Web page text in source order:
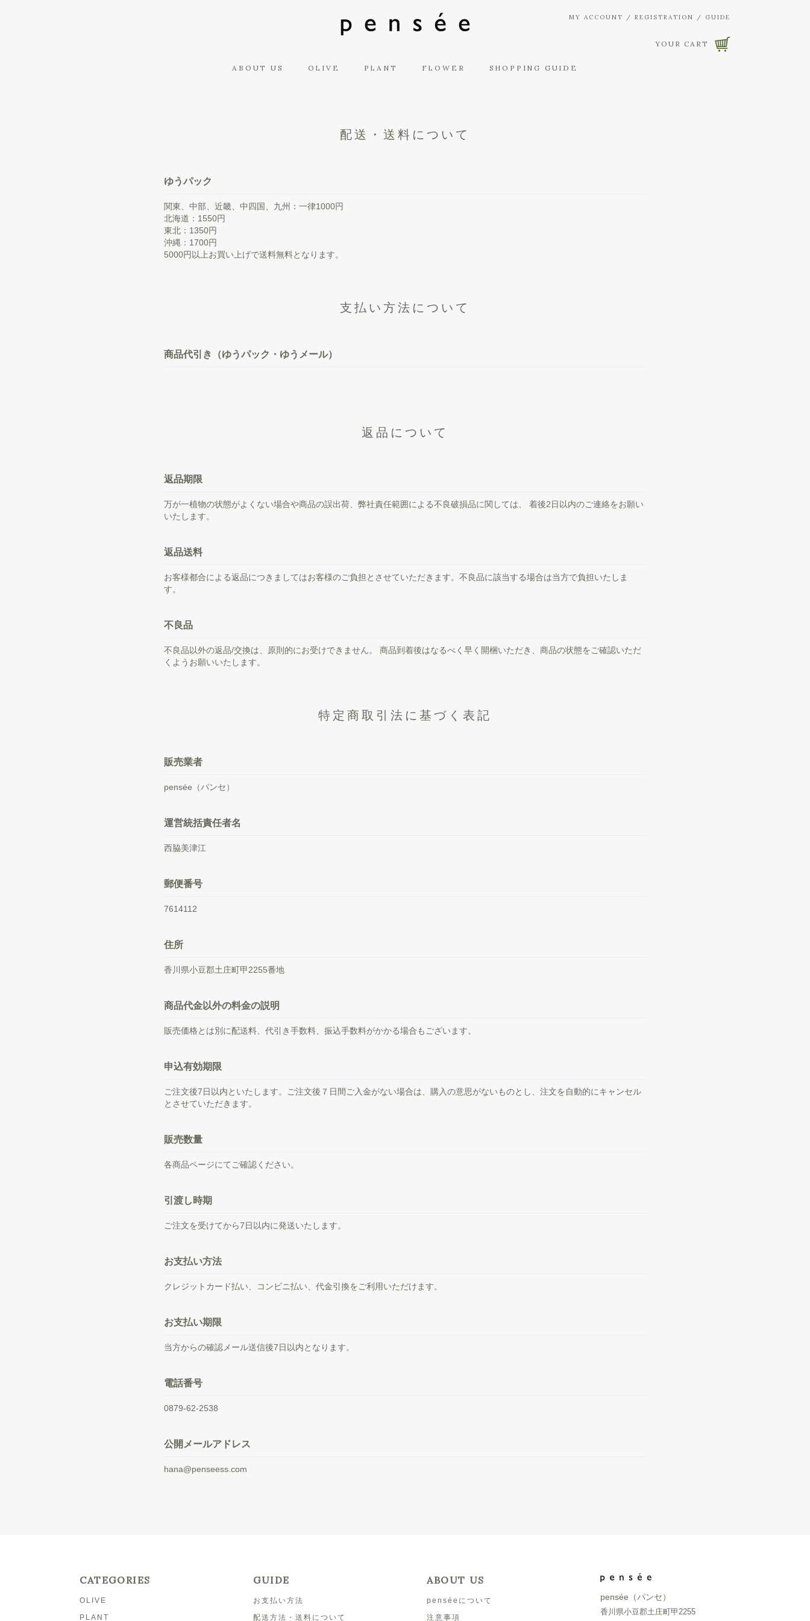
MY ACCOUNT / REGISTRATION / GUIDE
YOUR CART
ABOUT US OLIVE PLANT FLOWER SHOPPING GUIDE
配送・送料について
ゆうパック
関東、中部、近畿、中四国、九州：一律1000円
北海道：1550円
東北：1350円
沖縄：1700円
5000円以上お買い上げで送料無料となります。
支払い方法について
商品代引き（ゆうパック・ゆうメール）
返品について
返品期限
万が一植物の状態がよくない場合や商品の誤出荷、弊社責任範囲による不良破損品に関しては、 着後2日以内のご連絡をお願い
いたします。
返品送料
お客様都合による返品につきましてはお客様のご負担とさせていただきます。不良品に該当する場合は当方で負担いたしま
す。
不良品
不良品以外の返品/交換は、原則的にお受けできません。 商品到着後はなるべく早く開梱いただき、商品の状態をご確認いただ
くようお願いいたします。
特定商取引法に基づく表記
販売業者
pensée（パンセ）
運営統括責任者名
西脇美津江
郵便番号
7614112
住所
香川県小豆郡土庄町甲2255番地
商品代金以外の料金の説明
販売価格とは別に配送料、代引き手数料、振込手数料がかかる場合もございます。
申込有効期限
ご注文後7日以内といたします。ご注文後７日間ご入金がない場合は、購入の意思がないものとし、注文を自動的にキャンセル
とさせていただきます。
販売数量
各商品ページにてご確認ください。
引渡し時期
ご注文を受けてから7日以内に発送いたします。
お支払い方法
クレジットカード払い、コンビニ払い、代金引換をご利用いただけます。
お支払い期限
当方からの確認メール送信後7日以内となります。
電話番号
0879-62-2538
公開メールアドレス
hana@penseess.com
CATEGORIES
OLIVE
PLANT
GUIDE
お支払い方法
配送方法・送料について
ABOUT US
penséeについて
注意事項
pensée（パンセ）
香川県小豆郡土庄町甲2255